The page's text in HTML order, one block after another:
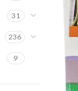
31
236
9